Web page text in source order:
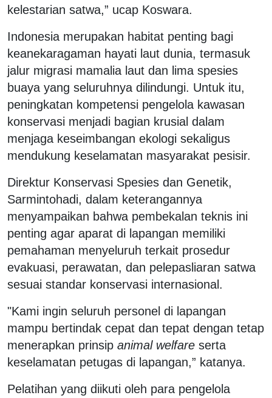
kelestarian satwa,” ucap Koswara.
Indonesia merupakan habitat penting bagi
keanekaragaman hayati laut dunia, termasuk
jalur migrasi mamalia laut dan lima spesies
buaya yang seluruhnya dilindungi. Untuk itu,
peningkatan kompetensi pengelola kawasan
konservasi menjadi bagian krusial dalam
menjaga keseimbangan ekologi sekaligus
mendukung keselamatan masyarakat pesisir.
Direktur Konservasi Spesies dan Genetik,
Sarmintohadi, dalam keterangannya
menyampaikan bahwa pembekalan teknis ini
penting agar aparat di lapangan memiliki
pemahaman menyeluruh terkait prosedur
evakuasi, perawatan, dan pelepasliaran satwa
sesuai standar konservasi internasional.
"Kami ingin seluruh personel di lapangan
mampu bertindak cepat dan tepat dengan tetap
menerapkan prinsip animal welfare serta
keselamatan petugas di lapangan,” katanya.
Pelatihan yang diikuti oleh para pengelola